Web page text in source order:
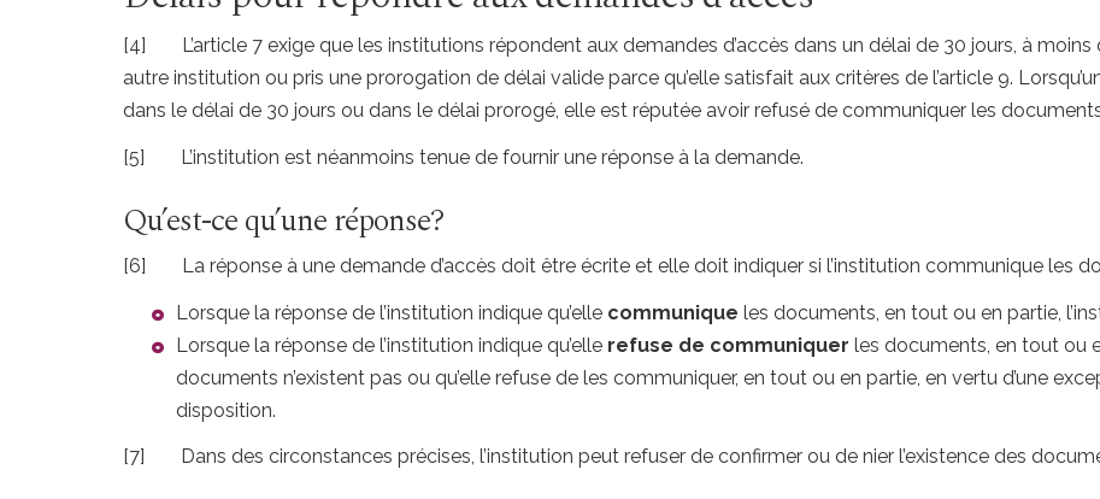
[4]
L’article 7 exige que les institutions répondent aux demandes d’accès dans un délai de 30 jours, à
autre institution ou pris une prorogation de délai valide parce qu’elle satisfait aux critères de l’article 9.
dans le délai de 30 jours ou dans le délai prorogé, elle est réputée avoir refusé de communiquer les
[5] L’institution est néanmoins tenue de fournir une réponse à la demande.
Qu’est-ce qu’une réponse?
[6] La réponse à une demande d’accès doit être écrite et elle doit indiquer si l’institution communique les
Lorsque la réponse de l’institution indique qu’elle communique les documents, en tout ou en partie,
Lorsque la réponse de l’institution indique qu’elle refuse de communiquer les documents, en tout ou
documents n’existent pas ou qu’elle refuse de les communiquer, en tout ou en partie, en vertu d’une
disposition.
[7] Dans des circonstances précises, l’institution peut refuser de confirmer ou de nier l’existence des